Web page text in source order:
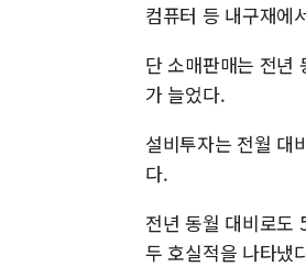
컴퓨터 등 내구재에
단 소매판매는 전년
가 늘었다.
설비투자는 전월 대
다.
전년 동월 대비로도
두 호실적을 나타냈